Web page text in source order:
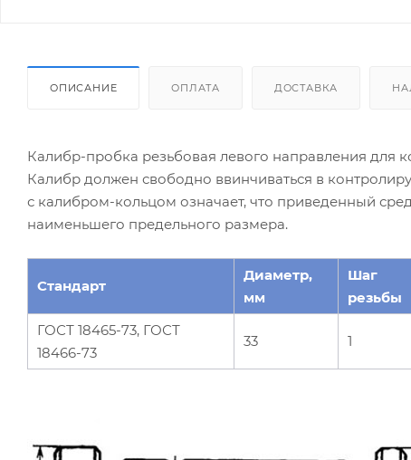
ОПИСАНИЕ ОПЛАТА ДОСТАВКА
Калибр-пробка резьбовая левого направления для
Калибр должен свободно ввинчиваться в
с калибром-кольцом означает, что приведенный
наименьшего предельного размера.
Стандарт
Диаметр,
мм
Шаг
резьбы
ГОСТ 18465-73, ГОСТ
18466-73
33 1